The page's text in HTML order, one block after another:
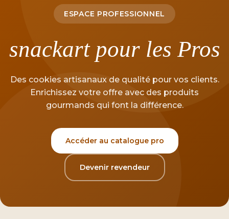
snackart
Découvrir la collection
ESPACE PROFESSIONNEL
snackart pour les Pros
Des cookies artisanaux de qualité pour vos clients.
Enrichissez votre offre avec des produits
gourmands qui font la différence.
Accéder au catalogue pro
Devenir revendeur